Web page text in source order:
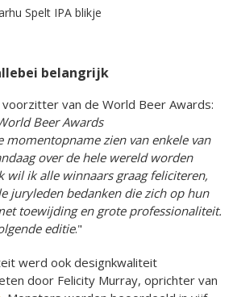
Spelt IPA blikje
belangrijk
voorzitter van de World Beer Awards:
Beer Awards
momentopname zien van enkele van
over de hele wereld worden
wil ik alle winnaars graag feliciteren,
juryleden bedanken die zich op hun
toewijding en grote professionaliteit.
editie."
werd ook designkwaliteit
door Felicity Murray, oprichter van